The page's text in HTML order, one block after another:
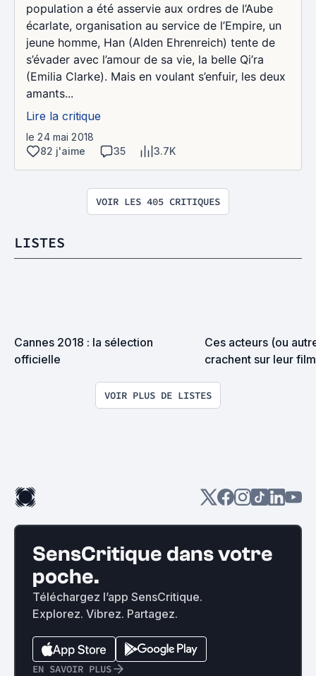
population a été asservie aux ordres de l’Aube
écarlate, organisation au service de l’Empire, un
jeune homme, Han (Alden Ehrenreich) tente de
s’évader avec l’amour de sa vie, la belle Qi’ra
(Emilia Clarke). Mais en voulant s’enfuir, les deux
amants...
Lire la critique
le 24 mai 2018
82 j'aime
35 3.7K
VOIR LES 405 CRITIQUES
LISTES
Cannes 2018 : la sélection
officielle
Ces acteurs (ou
crachent sur leur film
VOIR PLUS DE LISTES
SensCritique dans votre
poche.
Téléchargez l’app SensCritique.
Explorez. Vibrez. Partagez.
EN SAVOIR PLUS